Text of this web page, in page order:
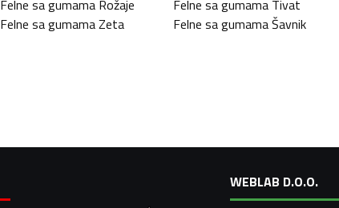
Felne sa gumama Rožaje Felne sa gumama Tivat
Felne sa gumamaZeta Felne sa gumamaŠavnik
WEBLAB D.O.O.